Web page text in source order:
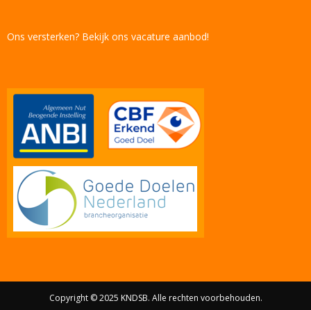
Ons versterken? Bekijk ons vacature aanbod!
Copyright © 2025 KNDSB. Alle rechten voorbehouden.